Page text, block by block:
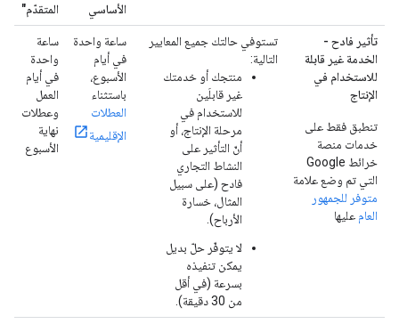
الأساسي
المتقدّم"
تأثير فادح -
الخدمة غير قابلة
للاستخدام في
الإنتاج
تنطبق فقط على
خدمات منصة
خرائط Google
التي تم وضع علامة
متوفر للجمهور
العام عليها
تستوفي حالتك جميع المعايير
التالية:
منتجك أو خدمتك
غير قابلَين
للاستخدام في
مرحلة الإنتاج، أو
أنّ التأثير على
النشاط التجاري
فادح (على سبيل
المثال، خسارة
الأرباح).
لا يتوفّر حلّ بديل
يمكن تنفيذه
بسرعة (في أقل
من 30 دقيقة).
ساعة واحدة
في أيام
الأسبوع،
باستثناء
العطلات
الإقليمية
ساعة
واحدة
في أيام
العمل
وعطلات
نهاية
الأسبوع